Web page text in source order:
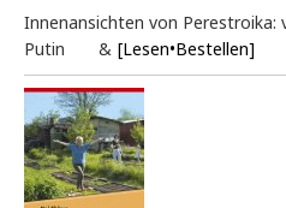
Innenansichten von Perestroika:
Putin & [Lesen•Bestellen]